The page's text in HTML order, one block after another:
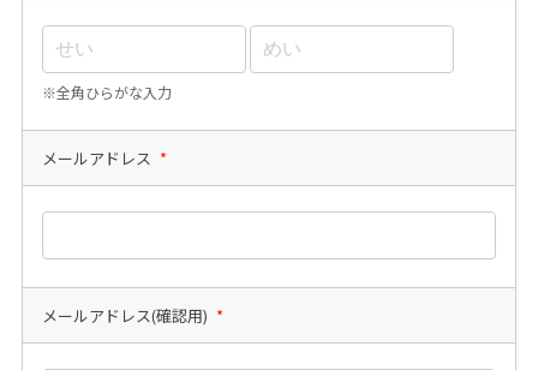
※全角ひらがな入力
メールアドレス *
メールアドレス(確認用) *